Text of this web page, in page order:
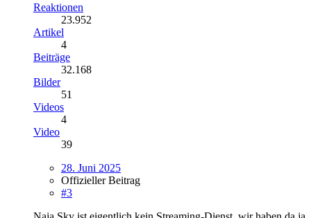
Reaktionen
23.952
Artikel
4
Beiträge
32.168
Bilder
51
Videos
4
Video
39
28. Juni 2025
Offizieller Beitrag
#3